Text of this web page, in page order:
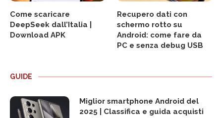
Come scaricare
DeepSeek dall’Italia |
Download APK
Recupero dati con
schermo rotto su
Android: come fare da
PC e senza debug USB
GUIDE
Miglior smartphone Android del
2025 | Classifica e guida acquisti